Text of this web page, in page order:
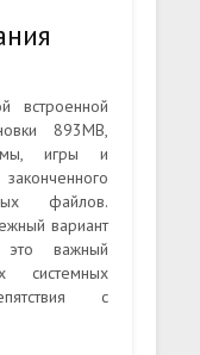
встроенной
893MB,
игры и
файлов.
вариант
это важный
системных
с